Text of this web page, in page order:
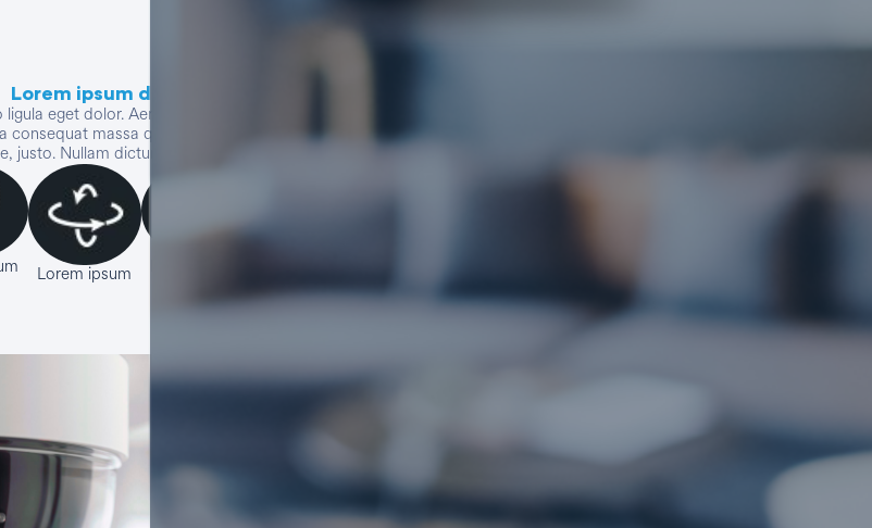
Lorem ipsum dolor sit amet
eget dolor. Aenean massa. Cum sociis natoque penatibus et magnis dis parturient montes, nascetur ridiculus
massa quis enim. Donec pede justo, fringilla vel, aliquet nec, vulputate eget, arcu. In enim justo, rhoncus
justo. Nullam dictum felis eu pede mollis pretium. Integer tincidunt.
Lorem ipsum